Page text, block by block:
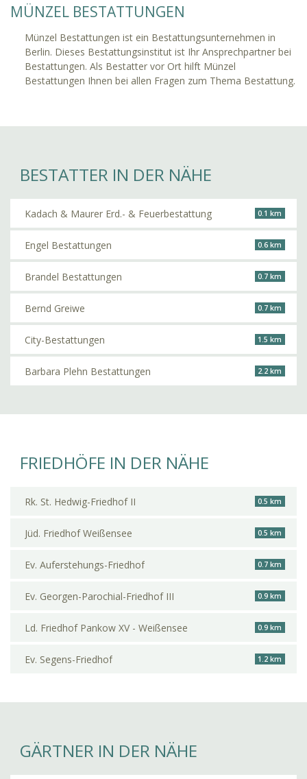
MÜNZEL BESTATTUNGEN
Münzel Bestattungen ist ein Bestattungsunternehmen in
Berlin. Dieses Bestattungsinstitut ist Ihr Ansprechpartner bei
Bestattungen. Als Bestatter vor Ort hilft Münzel
Bestattungen Ihnen bei allen Fragen zum Thema Bestattung.
BESTATTER IN DER NÄHE
Kadach & Maurer Erd.- & Feuerbestattung 0.1 km
Engel Bestattungen 0.6 km
Brandel Bestattungen 0.7 km
Bernd Greiwe 0.7 km
City-Bestattungen 1.5 km
Barbara Plehn Bestattungen 2.2 km
FRIEDHÖFE IN DER NÄHE
Rk. St. Hedwig-Friedhof II 0.5 km
Jüd. Friedhof Weißensee 0.5 km
Ev. Auferstehungs-Friedhof 0.7 km
Ev. Georgen-Parochial-Friedhof III 0.9 km
Ld. Friedhof Pankow XV - Weißensee 0.9 km
Ev. Segens-Friedhof 1.2 km
GÄRTNER IN DER NÄHE